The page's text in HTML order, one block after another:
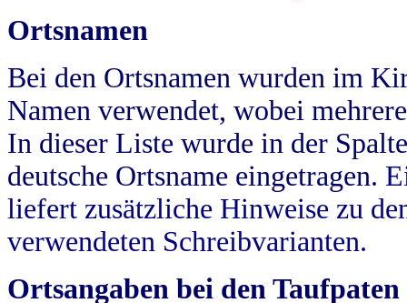
Ortsnamen
Bei den Ortsnamen wurden im
Namen verwendet, wobei
In dieser Liste wurde in der
deutsche Ortsname eingetragen.
liefert zusätzliche Hinweise zu
verwendeten Schreibvarianten.
Ortsangaben bei den Taufpaten